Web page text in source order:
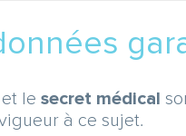
le secret médical
à ce sujet.